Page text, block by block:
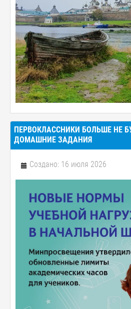
ПЕРВОКЛАССНИКИ БОЛЬШЕ НЕ
ДОМАШНИЕ ЗАДАНИЯ
Создано: 16 июля 2026